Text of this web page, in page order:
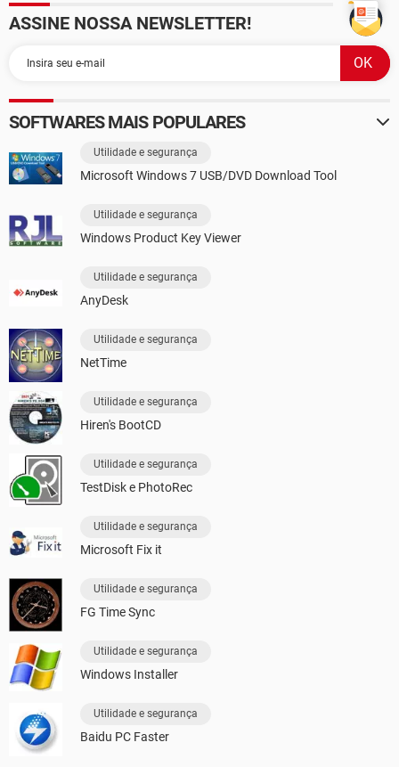
ASSINE NOSSA NEWSLETTER!
SOFTWARES MAIS POPULARES
Utilidade e segurança
Microsoft Windows 7 USB/DVD Download Tool
Utilidade e segurança
Windows Product Key Viewer
Utilidade e segurança
AnyDesk
Utilidade e segurança
NetTime
Utilidade e segurança
Hiren's BootCD
Utilidade e segurança
TestDisk e PhotoRec
Utilidade e segurança
Microsoft Fix it
Utilidade e segurança
FG Time Sync
Utilidade e segurança
Windows Installer
Utilidade e segurança
Baidu PC Faster